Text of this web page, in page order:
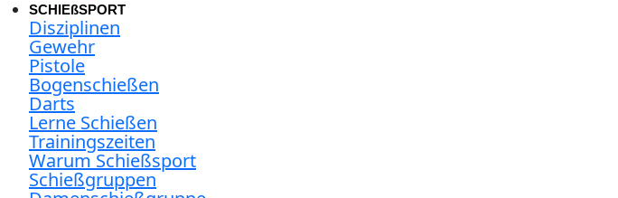
SCHIEßSPORT
Disziplinen
Gewehr
Pistole
Bogenschießen
Darts
Lerne Schießen
Trainingszeiten
Warum Schießsport
Schießgruppen